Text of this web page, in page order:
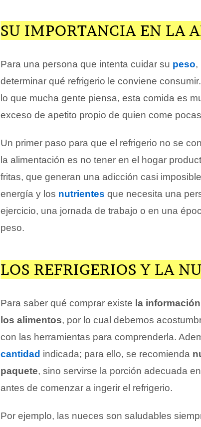
SU IMPORTANCIA EN LA
Para una persona que intenta cuidar su peso,
determinar qué refrigerio le conviene
lo que mucha gente piensa, esta comida es
exceso de apetito propio de quien come
Un primer paso para que el refrigerio no se
la alimentación es no tener en el hogar
fritas, que generan una adicción casi
energía y los nutrientes que necesita una
ejercicio, una jornada de trabajo o en una
peso.
LOS REFRIGERIOS Y LA
Para saber qué comprar existe la
los alimentos, por lo cual debemos
con las herramientas para comprenderla.
cantidad indicada; para ello, se recomienda
paquete, sino servirse la porción adecuada
antes de comenzar a ingerir el refrigerio.
Por ejemplo, las nueces son saludables